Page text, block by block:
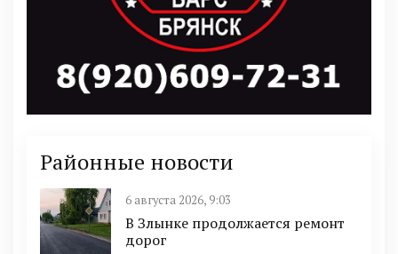
Районные новости
6 августа 2026, 9:03
В Злынке продолжается ремонт
дорог